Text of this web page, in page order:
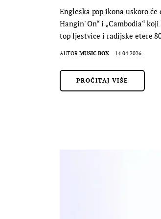
Engleska pop ikona uskoro
Hangin' On“ i „Cambodia“
top ljestvice i radijske etere
AUTOR MUSIC BOX 14.04.2026.
PROČITAJ VIŠE